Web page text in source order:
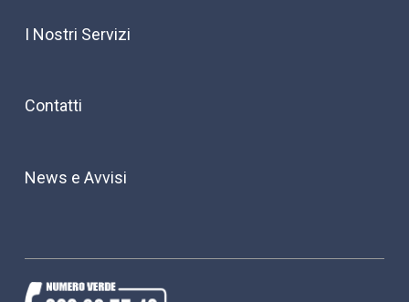
I Nostri Servizi
Contatti
News e Avvisi